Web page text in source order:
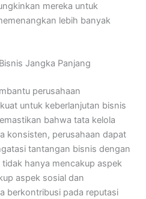
mereka untuk
lebih banyak
Jangka Panjang
perusahaan
untuk keberlanjutan bisnis
bahwa tata kelola
konsisten, perusahaan dapat
tantangan bisnis dengan
hanya mencakup aspek
aspek sosial dan
berkontribusi pada reputasi